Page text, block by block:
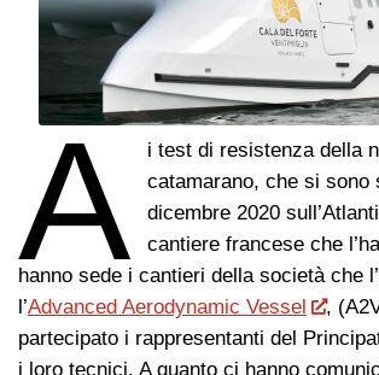
A
i test di resistenza della
catamarano, che si sono
dicembre 2020
cantiere francese che
hanno sede i cantieri della società che
l’Advanced Aerodynamic Vessel
,
partecipato i rappresentanti del
i loro tecnici. A quanto ci hanno